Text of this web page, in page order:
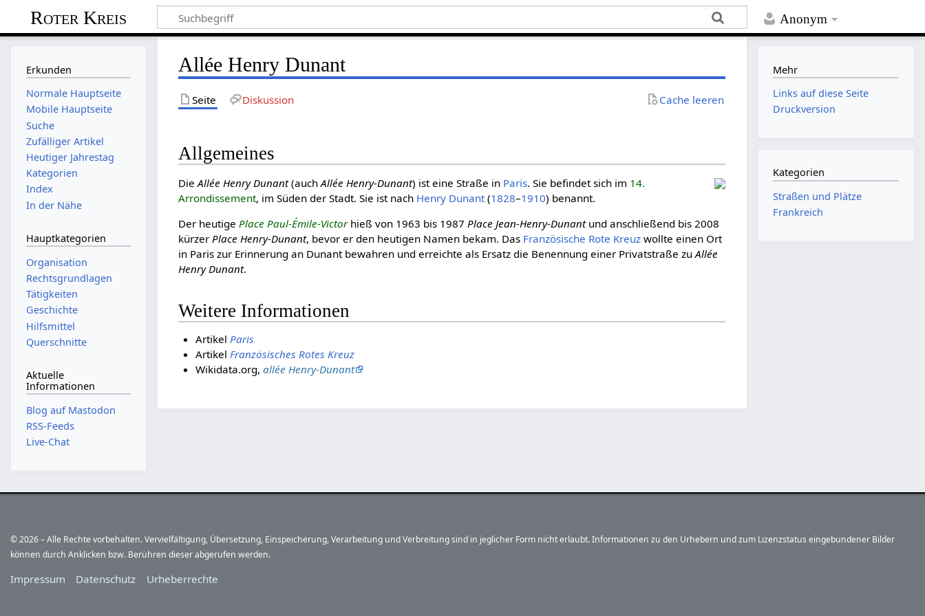
Anonym
Roter Kreis
Allée Henry Dunant
Seite Diskussion Cache leeren
Allgemeines
DieAllée Henry Dunant(auchAllée Henry-Dunant) ist eine Straße in Paris. Sie befindet sich im 14.
Arrondissement, im Süden der Stadt. Sie ist nach Henry Dunant(1828–1910) benannt.
Der heutigePlace Paul-Émile-Victorhieß von 1963 bis 1987Place Jean-Henry-Dunantund anschließend bis 2008
kürzerPlace Henry-Dunant, bevor er den heutigen Namen bekam. Das Franzö­sische Rote Kreuz wollte einen Ort
in Paris zur Erinnerung an Dunant bewahren und erreichte als Ersatz die Benennung einer Privatstraße zuAllée
Henry Dunant.
Weitere Informationen
Artikel Paris
Artikel Französisches Rotes Kreuz
Wikidata.org, allée Henry-Dunant
Erkunden
Normale Hauptseite
Mobile Hauptseite
Suche
Zufälliger Artikel
Heutiger Jahrestag
Kategorien
Index
In der Nähe
Hauptkategorien
Organisation
Rechtsgrundlagen
Tätigkeiten
Geschichte
Hilfsmittel
Querschnitte
Aktuelle
Informationen
Blog auf Mastodon
RSS-Feeds
Live-Chat
Mehr
Links auf diese Seite
Druckversion
Kategorien
Straßen und Plätze
Frankreich
© 2026 – Alle Rechte vorbehalten. Vervielfältigung, Übersetzung, Einspeicherung, Verarbeitung und Verbreitung sind in jeglicher Form nicht erlaubt. Informationen zu den Urhebern und zum Lizenzstatus eingebundener Bilder
können durch Anklicken bzw. Berühren dieser abgerufen werden.
Impressum Datenschutz Urheberrechte